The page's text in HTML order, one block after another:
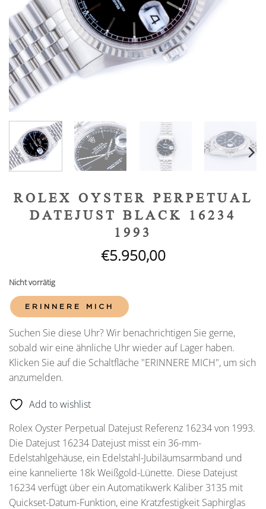
ROLEX OYSTER PERPETUAL
DATEJUST BLACK 16234
1993
€5.950,00
Nicht vorrätig
ERINNERE MICH
Suchen Sie diese Uhr? Wir benachrichtigen Sie gerne,
sobald wir eine ähnliche Uhr wieder auf Lager haben.
Klicken Sie auf die Schaltfläche "ERINNERE MICH", um sich
anzumelden.
Add to wishlist
Rolex Oyster Perpetual Datejust Referenz 16234 von 1993.
Die Datejust 16234 Datejust misst ein 36-mm-
Edelstahlgehäuse, ein Edelstahl-Jubiläumsarmband und
eine kannelierte 18k Weißgold-Lünette. Diese Datejust
16234 verfügt über ein Automatikwerk Kaliber 3135 mit
Quickset-Datum-Funktion, eine Kratzfestigkeit Saphirglas